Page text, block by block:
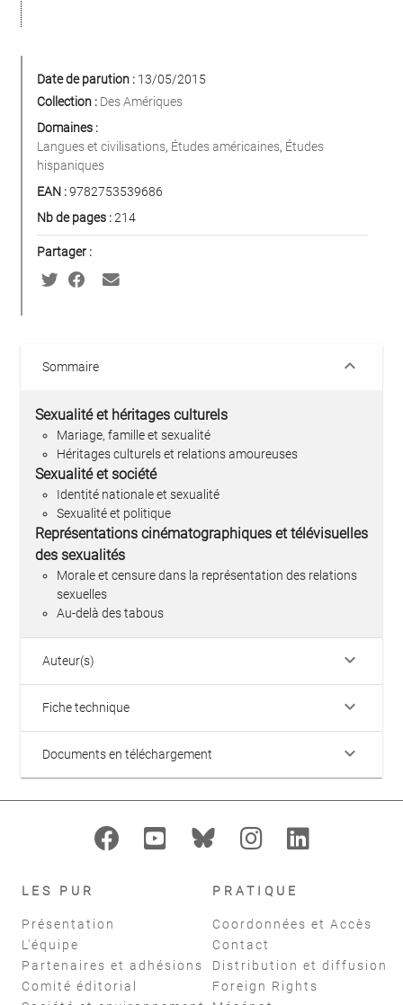
Date de parution : 13/05/2015
Collection : Des Amériques
Domaines :
Langues et civilisations, Études américaines, Études
hispaniques
EAN :9782753539686
Nb de pages :214
Partager :
Sommaire keyboard_arrow_down
Sexualité et héritages culturels
Mariage, famille et sexualité
Héritages culturels et relations amoureuses
Sexualité et société
Identité nationale et sexualité
Sexualité et politique
Représentations cinématographiques et télévisuelles
des sexualités
Morale et censure dans la représentation des relations
sexuelles
Au-delà des tabous
Auteur(s) keyboard_arrow_down
Fiche technique keyboard_arrow_down
Documents en téléchargement keyboard_arrow_down
LES PUR
Présentation
L'équipe
Partenaires et adhésions
Comité éditorial
PRATIQUE
Coordonnées et Accès
Contact
Distribution et diffusion
Foreign Rights